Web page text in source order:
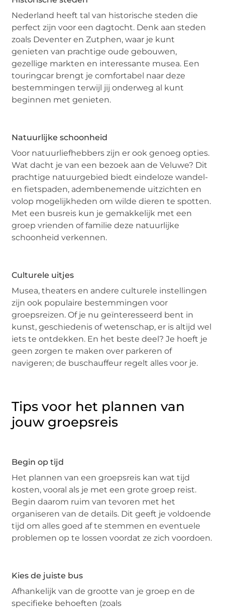
Nederland heeft tal van historische steden die
perfect zijn voor een dagtocht. Denk aan steden
zoals Deventer en Zutphen, waar je kunt
genieten van prachtige oude gebouwen,
gezellige markten en interessante musea. Een
touringcar brengt je comfortabel naar deze
bestemmingen terwijl jij onderweg al kunt
beginnen met genieten.
Natuurlijke schoonheid
Voor natuurliefhebbers zijn er ook genoeg opties.
Wat dacht je van een bezoek aan de Veluwe? Dit
prachtige natuurgebied biedt eindeloze wandel-
en fietspaden, adembenemende uitzichten en
volop mogelijkheden om wilde dieren te spotten.
Met een busreis kun je gemakkelijk met een
groep vrienden of familie deze natuurlijke
schoonheid verkennen.
Culturele uitjes
Musea, theaters en andere culturele instellingen
zijn ook populaire bestemmingen voor
groepsreizen. Of je nu geïnteresseerd bent in
kunst, geschiedenis of wetenschap, er is altijd wel
iets te ontdekken. En het beste deel? Je hoeft je
geen zorgen te maken over parkeren of
navigeren; de buschauffeur regelt alles voor je.
Tips voor het plannen van
jouw groepsreis
Begin op tijd
Het plannen van een groepsreis kan wat tijd
kosten, vooral als je met een grote groep reist.
Begin daarom ruim van tevoren met het
organiseren van de details. Dit geeft je voldoende
tijd om alles goed af te stemmen en eventuele
problemen op te lossen voordat ze zich voordoen.
Kies de juiste bus
Afhankelijk van de grootte van je groep en de
specifieke behoeften (zoals